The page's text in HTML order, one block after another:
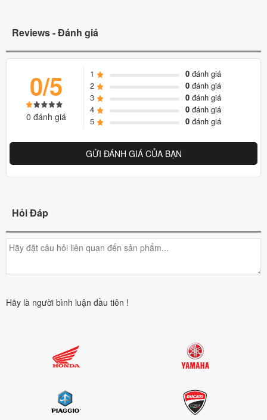
Reviews - Đánh giá
0/5
0 đánh giá
1 0đánh giá
2
0đánh giá
3
0đánh giá
4
0đánh giá
5
0đánh giá
GỬI ĐÁNH GIÁ CỦA BẠN
Hỏi Đáp
Hãy là người bình luận đầu tiên !